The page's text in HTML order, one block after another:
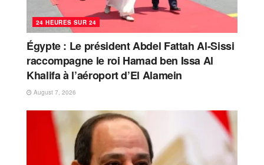
24 HEURES SUR 24
Égypte : Le président Abdel Fattah Al-Sissi
raccompagne le roi Hamad ben Issa Al
Khalifa à l’aéroport d’El Alamein
August 7, 2026